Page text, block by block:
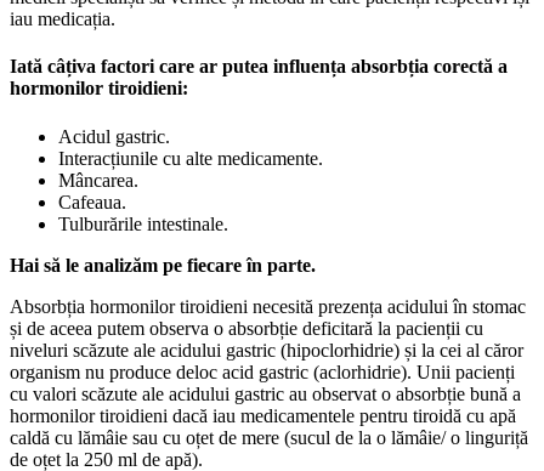
iau medicația.
Iată câțiva factori care ar putea influența absorbția corectă a
hormonilor tiroidieni:
Acidul gastric.
Interacțiunile cu alte medicamente.
Mâncarea.
Cafeaua.
Tulburările intestinale.
Hai să le analizăm pe fiecare în parte.
Absorbția hormonilor tiroidieni necesită prezența acidului în stomac
și de aceea putem observa o absorbție deficitară la pacienții cu
niveluri scăzute ale acidului gastric (hipoclorhidrie) și la cei al căror
organism nu produce deloc acid gastric (aclorhidrie). Unii pacienți
cu valori scăzute ale acidului gastric au observat o absorbție bună a
hormonilor tiroidieni dacă iau medicamentele pentru tiroidă cu apă
caldă cu lămâie sau cu oțet de mere (sucul de la o lămâie/ o linguriță
de oțet la 250 ml de apă).